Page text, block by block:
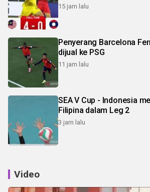
15 jam lalu
Penyerang Barcelona
dijual ke PSG
11 jam lalu
SEA V Cup - Indonesia
Filipina dalam Leg 2
3 jam lalu
Video